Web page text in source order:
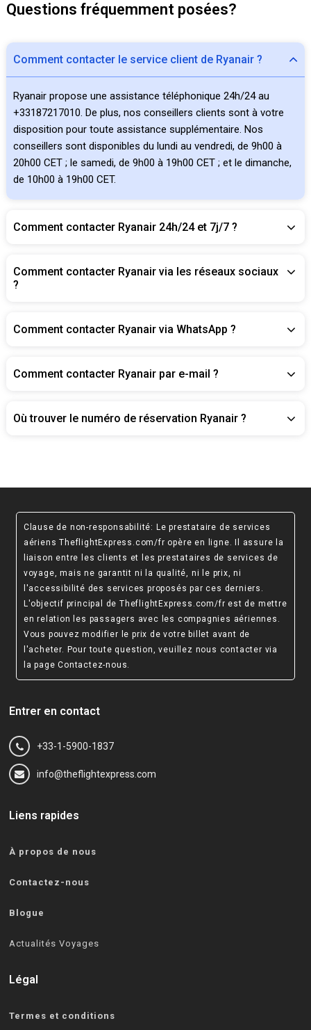
Questions fréquemment posées?
Comment contacter le service client de Ryanair ?
Ryanair propose une assistance téléphonique 24h/24 au
+33187217010. De plus, nos conseillers clients sont à votre
disposition pour toute assistance supplémentaire. Nos
conseillers sont disponibles du lundi au vendredi, de 9h00 à
20h00 CET ; le samedi, de 9h00 à 19h00 CET ; et le dimanche,
de 10h00 à 19h00 CET.
Comment contacter Ryanair 24h/24 et 7j/7 ?
Comment contacter Ryanair via les réseaux sociaux
?
Comment contacter Ryanair via WhatsApp ?
Comment contacter Ryanair par e-mail ?
Où trouver le numéro de réservation Ryanair ?
Clause de non-responsabilité: Le prestataire de services
aériens TheflightExpress.com/fr opère en ligne. Il assure la
liaison entre les clients et les prestataires de services de
voyage, mais ne garantit ni la qualité, ni le prix, ni
l'accessibilité des services proposés par ces derniers.
L'objectif principal de TheflightExpress.com/fr est de mettre
en relation les passagers avec les compagnies aériennes.
Vous pouvez modifier le prix de votre billet avant de
l'acheter. Pour toute question, veuillez nous contacter via
la pageContactez-nous.
Entrer en contact
+33-1-5900-1837
info@theflightexpress.com
Liens rapides
À propos de nous
Contactez-nous
Blogue
Actualités Voyages
Légal
Termes et conditions